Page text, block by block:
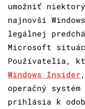
umožniť
najnovší
legálnej
Microsoft
Používatelia,
Windows Insider
operačný
prihlásia k